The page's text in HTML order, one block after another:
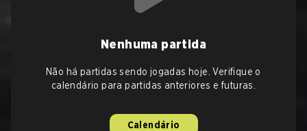
Nenhuma partida
Não há partidas sendo jogadas hoje. Verifique o
calendário para partidas anteriores e futuras.
Calendário